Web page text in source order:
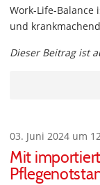
Work-Life-Balance
und
Dieser Beitrag ist
03. Juni 2024 um
Mit